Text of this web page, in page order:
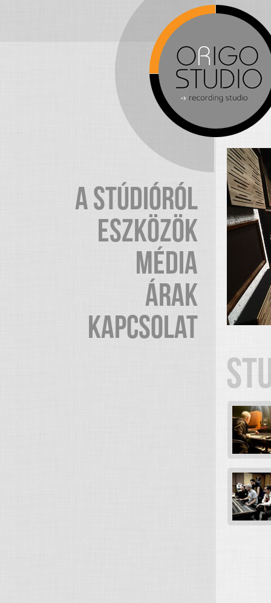
A STÚDIÓRÓL
ESZKÖZÖK
MÉDIA
ÁRAK
KAPCSOLAT